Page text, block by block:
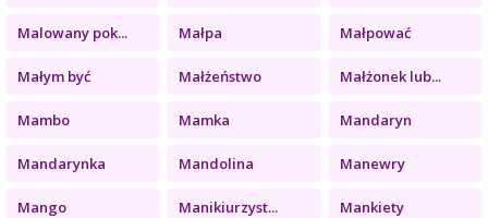
Malowany pok... Małpa Małpować
Małym być Małżeństwo Małżonek lub...
Mambo Mamka Mandaryn
Mandarynka Mandolina Manewry
Mango Manikiurzyst... Mankiety